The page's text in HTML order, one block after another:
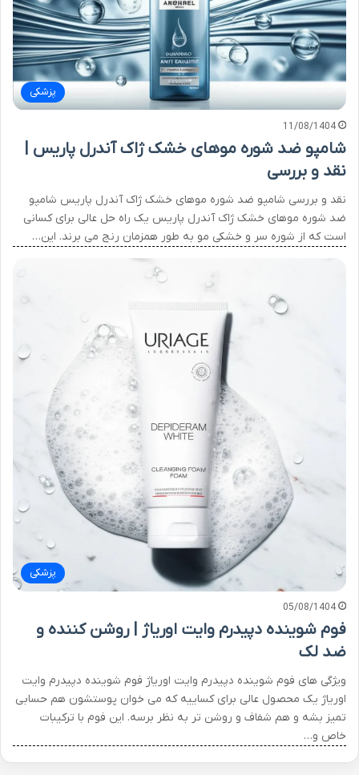
پزشکی
11/08/1404
شامپو ضد شوره موهای خشک ژاک آندرل پاریس |
نقد و بررسی
نقد و بررسی شامپو ضد شوره موهای خشک ژاک آندرل پاریس شامپو
ضد شوره موهای خشک ژاک آندرل پاریس یک راه حل عالی برای کسانی
است که از شوره سر و خشکی مو به طور همزمان رنج می برند. این…
پزشکی
05/08/1404
فوم شوینده دپیدرم وایت اوریاژ | روشن کننده و
ضد لک
ویژگی های فوم شوینده دپیدرم وایت اوریاژ فوم شوینده دپیدرم وایت
اوریاژ یک محصول عالی برای کساییه که می خوان پوستشون هم حسابی
تمیز بشه و هم شفاف و روشن تر به نظر برسه. این فوم با ترکیبات
خاص و…